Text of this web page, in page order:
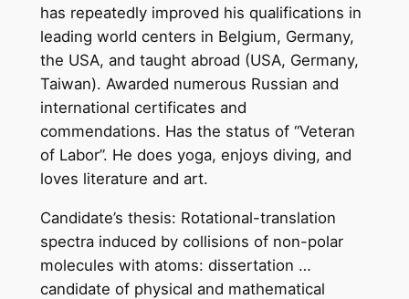
has repeatedly improved his qualifications in
leading world centers in Belgium, Germany,
the USA, and taught abroad (USA, Germany,
Taiwan). Awarded numerous Russian and
international certificates and
commendations. Has the status of “Veteran
of Labor”. He does yoga, enjoys diving, and
loves literature and art.
Candidate’s thesis: Rotational-translation
spectra induced by collisions of non-polar
molecules with atoms: dissertation …
candidate of physical and mathematical